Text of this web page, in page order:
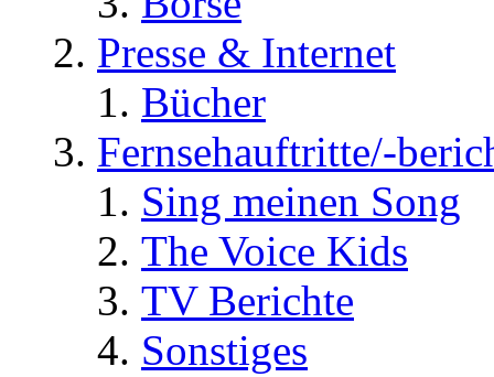
Presse & Internet
Bücher
Fernsehauftritte/-
Sing meinen Song
The Voice Kids
TV Berichte
Sonstiges